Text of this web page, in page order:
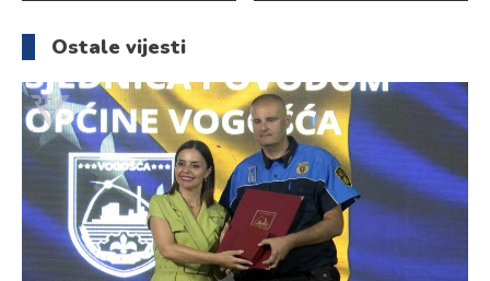
članaka
Ostale vijesti